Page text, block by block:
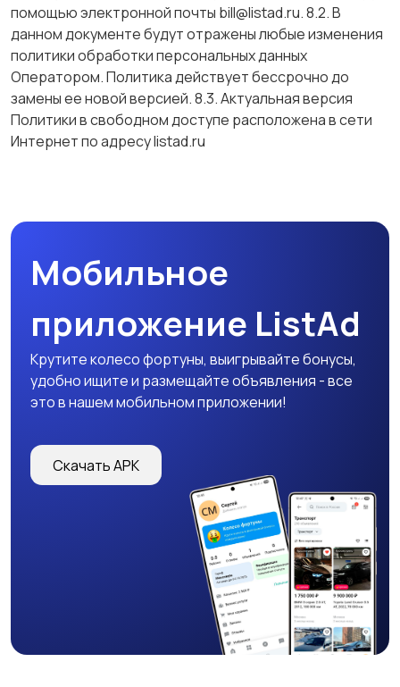
помощью электронной почты bill@listad.ru. 8.2. В
данном документе будут отражены любые изменения
политики обработки персональных данных
Оператором. Политика действует бессрочно до
замены ее новой версией. 8.3. Актуальная версия
Политики в свободном доступе расположена в сети
Интернет по адресу listad.ru
Мобильное
приложение ListAd
Крутите колесо фортуны, выигрывайте бонусы,
удобно ищите и размещайте объявления - все
это в нашем мобильном приложении!
Скачать APK